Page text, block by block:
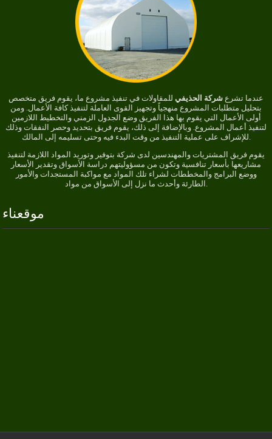
عندما تشرع شركة الحذيفي للمقاولات في تنفيذ مشروع ما، يقوم فريق متخصص
بتحليل متطلبات المشروع منهجياً وتجهيز القوى العاملة لتنفيذ كافة الأعمال. ومن
أولى الأعمال التي يقوم بها هذا الفريق وضع الجدول الزمني والتخطيط اللازمين
لتنفيذ أعمال المشروع. وبالإضافة إلى ذلك، يقوم فريق بتحديد وحصر النفقات وذلك
يقوم فريق المشتريات والمهندسين لدى شركة بتوفير وتوريد المواد اللازمة لتنفيذ
مشاريعها بأسعار تنافسية وتكون من مسؤوليتهم دراسة الأسواق وتقدير الأسعار
ووضع البرامج والمخططات لشراء تلك المواد مع مواكبة المستجدات والأمور
موقعناء